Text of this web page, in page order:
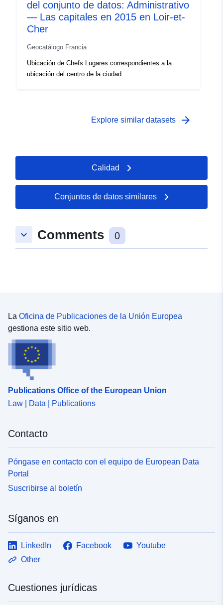
del conjunto de datos: Administrativo
— Las capitales en 2015 en Loir-et-
Cher
Geocatálogo Francia
Ubicación de Chefs Lugares correspondientes a la
ubicación del centro de la ciudad
Explore similar datasets arrow_forward
Calidad
Conjuntos de datos similares
keyboard_arrow_down Comments 0
La Oficina de Publicaciones de la Unión Europea
gestiona este sitio web.
Publications Office of the European Union
Law | Data | Publications
Contacto
Póngase en contacto con el equipo de European Data
Portal
Suscribirse al boletín
Síganos en
LinkedIn Facebook
Youtube
Other
Cuestiones jurídicas